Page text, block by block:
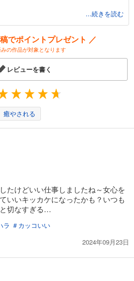
カート
示する
...続きを読む
でポイントプレゼント ／
の作品が対象となります
レビューを書く
癒やされる
たけどいい仕事しましたね～女心を
いいキッカケになったかも？いつも
切なすぎる…
ラ ＃カッコいい
2024年09月23日